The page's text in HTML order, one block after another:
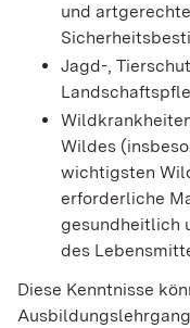
und
Jagd-,
Wildes
wichtigsten
erforderliche
gesundheitlich
des
Diese Kenntnisse